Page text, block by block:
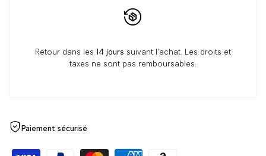
Retour dans les 14 jours suivant l'achat. Les droits et
taxes ne sont pas remboursables.
Paiement sécurisé